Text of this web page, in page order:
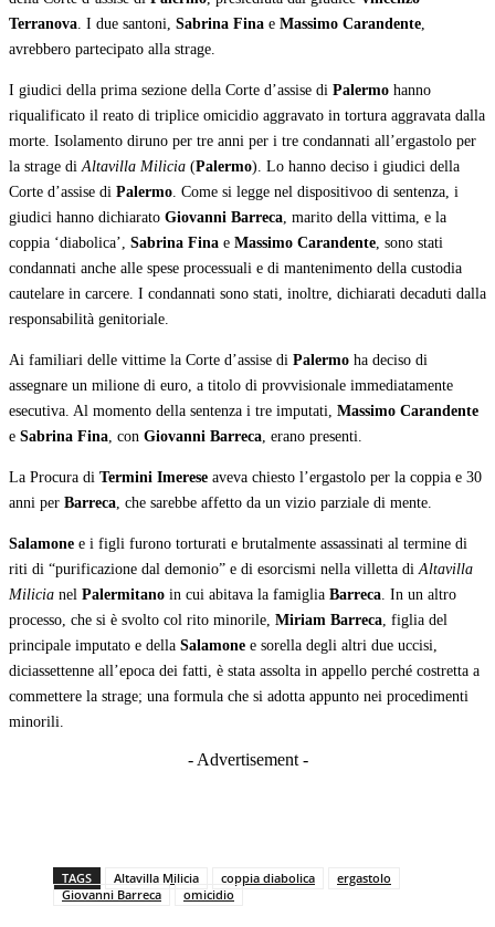
Terranova. I due santoni, Sabrina Fina e Massimo Carandente,
avrebbero partecipato alla strage.
I giudici della prima sezione della Corte d’assise di Palermo hanno
riqualificato il reato di triplice omicidio aggravato in tortura aggravata dalla
morte. Isolamento diruno per tre anni per i tre condannati all’ergastolo per
la strage diAltavilla Milicia (Palermo). Lo hanno deciso i giudici della
Corte d’assise di Palermo. Come si legge nel dispositivoo di sentenza, i
giudici hanno dichiarato Giovanni Barreca, marito della vittima, e la
coppia ‘diabolica’, Sabrina Fina e Massimo Carandente, sono stati
condannati anche alle spese processuali e di mantenimento della custodia
cautelare in carcere. I condannati sono stati, inoltre, dichiarati decaduti dalla
responsabilità genitoriale.
Ai familiari delle vittime la Corte d’assise di Palermo ha deciso di
assegnare un milione di euro, a titolo di provvisionale immediatamente
esecutiva. Al momento della sentenza i tre imputati, Massimo Carandente
e Sabrina Fina, con Giovanni Barreca, erano presenti.
La Procura di Termini Imerese aveva chiesto l’ergastolo per la coppia e 30
anni per Barreca, che sarebbe affetto da un vizio parziale di mente.
Salamone e i figli furono torturati e brutalmente assassinati al termine di
riti di “purificazione dal demonio” e di esorcismi nella villetta diAltavilla
Milicia nel Palermitano in cui abitava la famiglia Barreca. In un altro
processo, che si è svolto col rito minorile, Miriam Barreca, figlia del
principale imputato e della Salamone e sorella degli altri due uccisi,
diciassettenne all’epoca dei fatti, è stata assolta in appello perché costretta a
commettere la strage; una formula che si adotta appunto nei procedimenti
minorili.
- Advertisement -
TAGS Altavilla Milicia coppia diabolica
ergastolo
Giovanni Barreca
omicidio